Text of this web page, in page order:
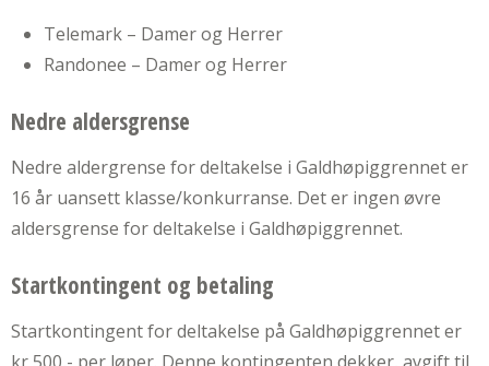
Telemark – Damer og Herrer
Randonee – Damer og Herrer
Nedre aldersgrense
Nedre aldergrense for deltakelse i Galdhøpiggrennet er
16 år uansett klasse/konkurranse. Det er ingen øvre
aldersgrense for deltakelse i Galdhøpiggrennet.
Startkontingent og betaling
Startkontingent for deltakelse på Galdhøpiggrennet er